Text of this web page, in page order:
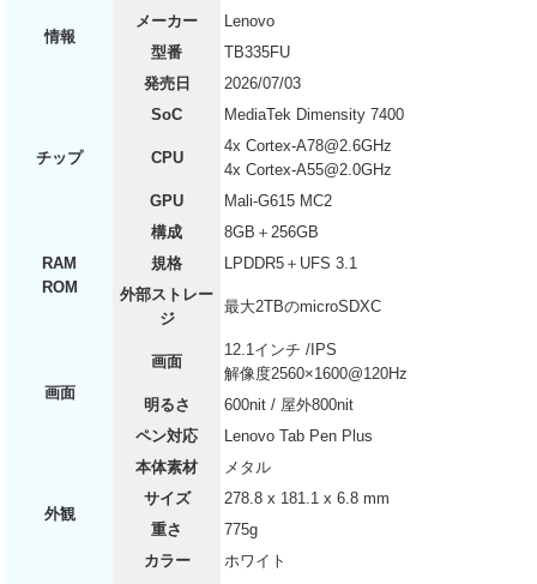
情報
メーカー
Lenovo
型番
TB335FU
発売日
2026/07/03
チップ
SoC MediaTek Dimensity 7400
CPU
4x Cortex-A78@2.6GHz
4x Cortex-A55@2.0GHz
GPU
Mali-G615 MC2
RAM
ROM
構成
8GB＋256GB
規格
LPDDR5＋UFS 3.1
外部ストレー
ジ
最大2TBのmicroSDXC
画面
画面
12.1インチ /IPS
解像度2560×1600@120Hz
明るさ
600nit / 屋外800nit
ペン対応
Lenovo Tab Pen Plus
外観
本体素材
メタル
サイズ
278.8 x 181.1 x 6.8 mm
重さ
775g
カラー
ホワイト